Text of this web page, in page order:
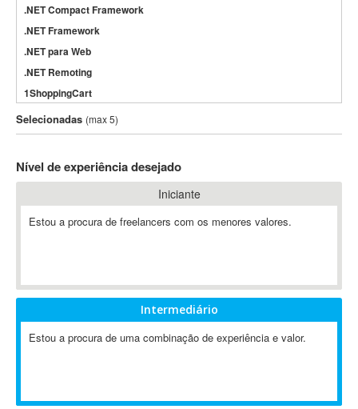
.NET Compact Framework
.NET Framework
.NET para Web
.NET Remoting
1ShoppingCart
3DS Max
3GSM
802.11
A-GPS
ABAP
Abaqus
ABBYY FineReader
Ableton
Selecionadas (max 5)
Nível de experiência desejado
Iniciante
Estou a procura de freelancers com os menores valores.
Intermediário
Estou a procura de uma combinação de experiência e valor.